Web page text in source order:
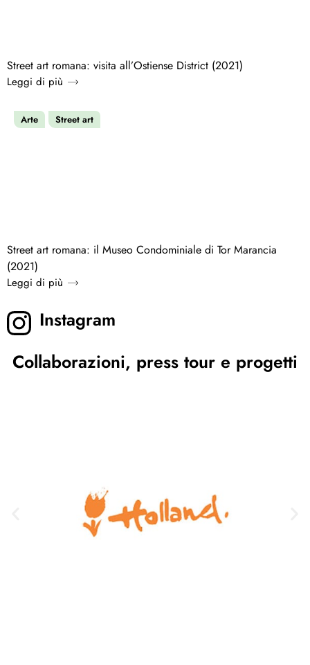
Street art romana: visita all’Ostiense District (2021)
Leggi di più
Arte Street art
Street art romana: il Museo Condominiale di Tor Marancia
(2021)
Leggi di più
Instagram
Collaborazioni, press tour e progetti